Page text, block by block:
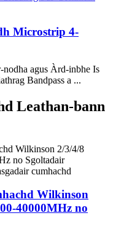
Microstrip 4-
agus Àrd-inbhe Is
Bandpass a ...
Leathan-bann
Wilkinson
40000MHz no